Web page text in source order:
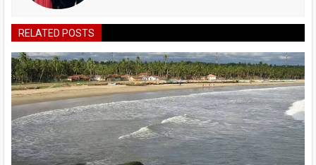
RELATED POSTS